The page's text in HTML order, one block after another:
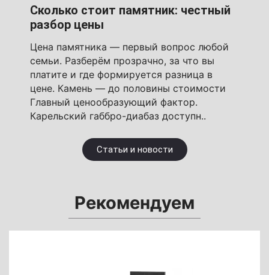
Сколько стоит памятник: честный
разбор цены
Цена памятника — первый вопрос любой
семьи. Разберём прозрачно, за что вы
платите и где формируется разница в
цене. Камень — до половины стоимости
Главный ценообразующий фактор.
Карельский габбро-диабаз доступн..
Статьи и новости
Рекомендуем